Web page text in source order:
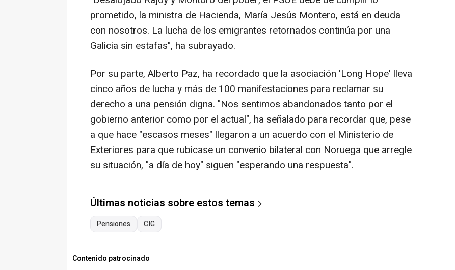
prometido, la ministra de Hacienda, María Jesús Montero, está en deuda
con nosotros. La lucha de los emigrantes retornados continúa por una
Galicia sin estafas", ha subrayado.
Por su parte, Alberto Paz, ha recordado que la asociación 'Long Hope' lleva
cinco años de lucha y más de 100 manifestaciones para reclamar su
derecho a una pensión digna. "Nos sentimos abandonados tanto por el
gobierno anterior como por el actual", ha señalado para recordar que, pese
a que hace "escasos meses" llegaron a un acuerdo con el Ministerio de
Exteriores para que rubicase un convenio bilateral con Noruega que arregle
su situación, "a día de hoy" siguen "esperando una respuesta".
Últimas noticias sobre estos temas
Pensiones CIG
Contenido patrocinado